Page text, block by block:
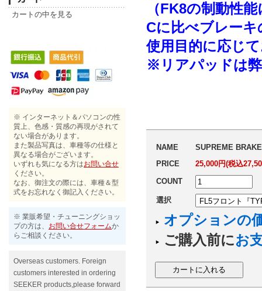
カートの中を見る
※ インターネット＆パソコンの性
質上、色感・質感の再現がされて
ない場合があります。
また製品写真は、車種等の仕様と
異なる場合がございます。
いずれも気になる方はお問い合せ
ください。
なお、御注文の際には、車種＆型
式をお忘れなく御記入ください。
※ 業販希望・チューニングショッ
プの方は、 お問い合せフォームか
らご相談ください。
Overseas customers. Foreign
customers interested in ordering
SEEKER products,please forward
（FK8の制動性
Cに比べブレー
使用目的に応じ
※リアパッドは
NAME
SUPREME
PRICE
25,000円(税込
COUNT
選択
オプションの
ご購入前にお